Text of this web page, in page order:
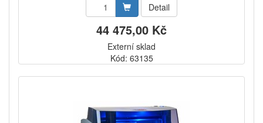
Detail
44 475,00 Kč
Externí sklad
Kód: 63135